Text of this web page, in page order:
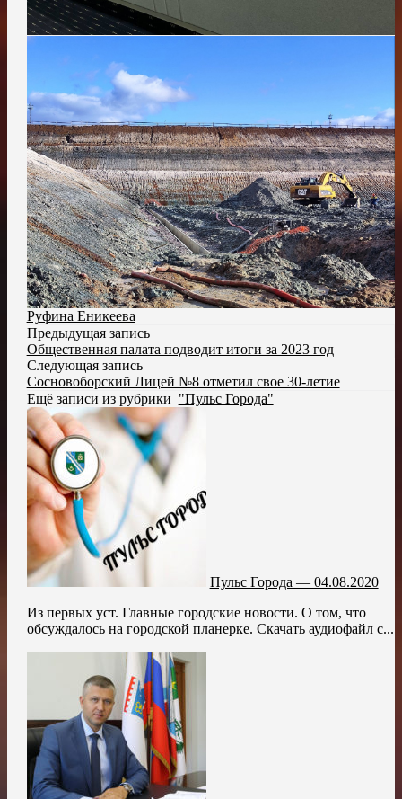
Руфина Еникеева
Предыдущая запись
Общественная палата подводит итоги за 2023 год
Следующая запись
Сосновоборский Лицей №8 отметил свое 30-летие
Ещё записи из рубрики "Пульс Города"
Пульс Города — 04.08.2020
Из первых уст. Главные городские новости. О том, что
обсуждалось на городской планерке. Скачать аудиофайл с...